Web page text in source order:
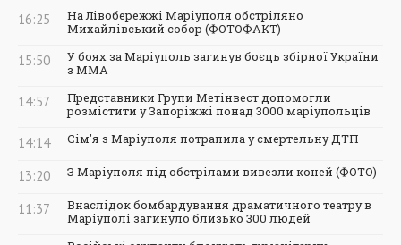
16:25
На Лівобережжі Маріуполя обстріляно
Михайлівський собор (ФОТОФАКТ)
15:50
У боях за Маріуполь загинув боєць збірної України
з ММА
14:57
Представники Групи Метінвест допомогли
розмістити у Запоріжжі понад 3000 маріупольців
14:14 Сім'я з Маріуполя потрапила у смертельну ДТП
13:20 З Маріуполя під обстрілами вивезли коней (ФОТО)
11:37
Внаслідок бомбардування драматичного театру в
Маріуполі загинуло близько 300 людей